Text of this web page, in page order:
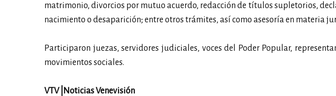
matrimonio, divorcios por mutuo acuerdo, redacción de títulos supletorios,
nacimiento o desaparición; entre otros trámites, así como asesoría en materia
Participaron juezas, servidores judiciales, voces del Poder Popular,
movimientos sociales.
VTV |Noticias Venevisión